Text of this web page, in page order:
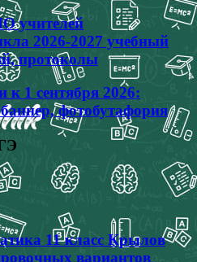
учителей
2026-2027 учебный
протоколы
к 1 сентября 2026:
фотобутафория
11 класс Крылов
вариантов